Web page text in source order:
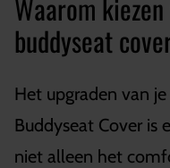
Waarom
buddyseat
Het upgraden van
Buddyseat Cover is
niet alleen het